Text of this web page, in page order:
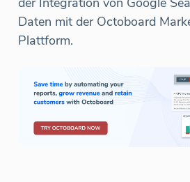
Daten mit der Octoboard
Plattform.